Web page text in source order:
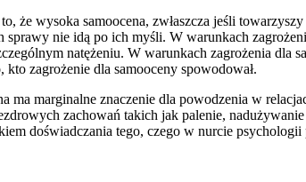
że wysoka samoocena, zwłaszcza jeśli
sprawy nie idą po ich myśli. W warunkach
natężeniu. W warunkach zagrożenia
kto zagrożenie dla samooceny spowodował.
ma marginalne znaczenie dla powodzenia w
zachowań takich jak palenie,
doświadczania tego, czego w nurcie